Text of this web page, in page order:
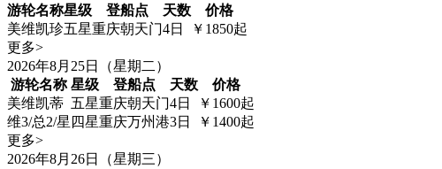
游轮名称星级 登船点 天数
价格
美维凯珍五星重庆朝天门4日
￥1850起
更多>
2026年8月25日（星期二）
游轮名称 星级 登船点 天数
价格
美维凯蒂 五星重庆朝天门4日
￥1600起
维3/总2/星 四星重庆万州港3日
￥1400起
更多>
2026年8月26日（星期三）